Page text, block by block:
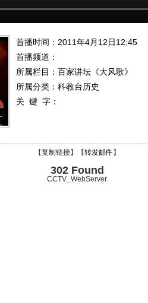
首播时间：2011年4月12日12:45
首播频道：
所属栏目： 百家讲坛《大风歌》
所属分类：科教台历史
关 键 字：
【复制链接】【转发邮件 】
302 Found
CCTV_WebServer